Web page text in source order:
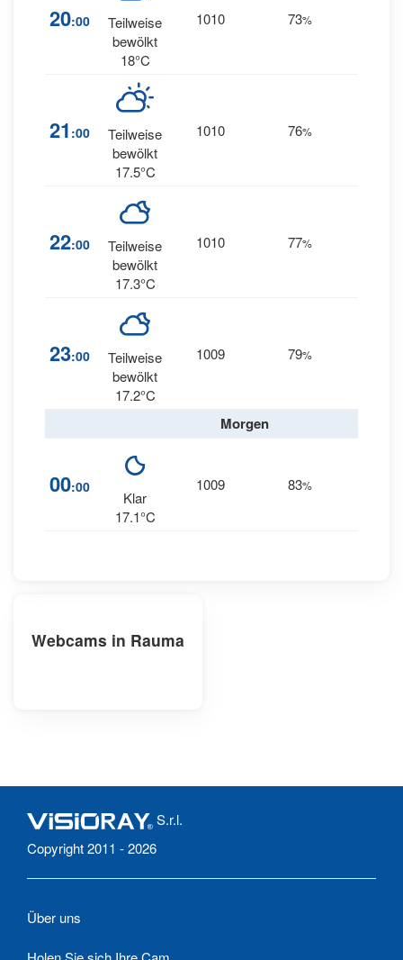
20:00
Teilweise
bewölkt
18°C
1010 73%
21 :00
Teilweise
bewölkt
17.5°C
1010 76%
22:00
Teilweise
bewölkt
17.3°C
1010 77%
23:00
Teilweise
bewölkt
17.2°C
1009 79%
Morgen
00:00
Klar
17.1°C
1009 83%
Webcams in Rauma
S.r.l.
Copyright 2011 - 2026
Über uns